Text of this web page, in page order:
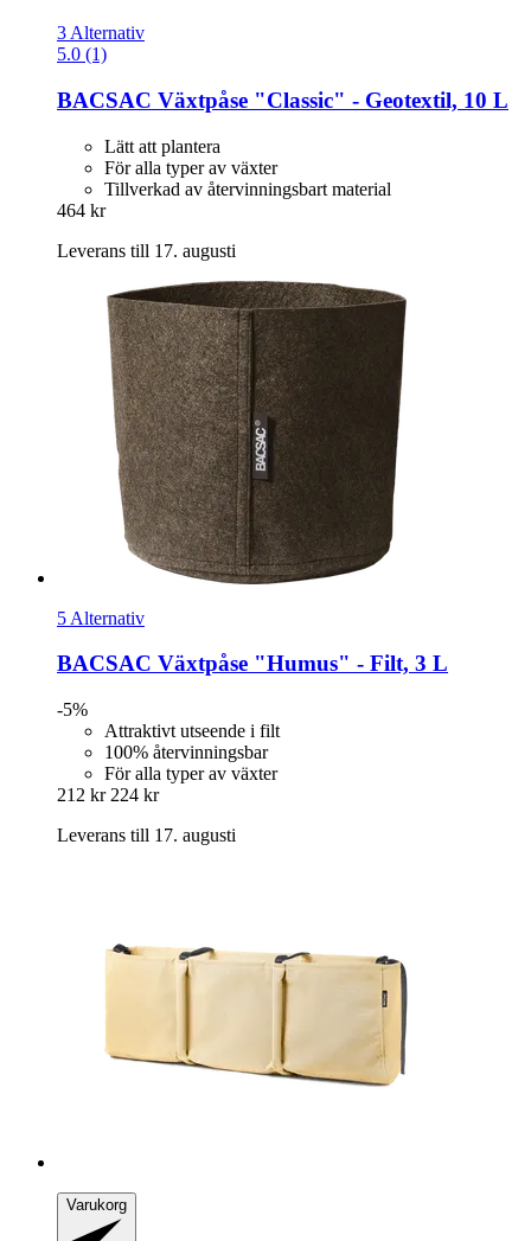
3 Alternativ
5.0 (1)
BACSAC Växtpåse "Classic" -​ Geotextil, 10 L
Lätt att plantera
För alla typer av växter
Tillverkad av återvinningsbart material
464 kr
Leverans till 17. augusti
5 Alternativ
BACSAC Växtpåse "Humus" -​ Filt, 3 L
-5%
Attraktivt utseende i filt
100% återvinningsbar
För alla typer av växter
212 kr 224 kr
Leverans till 17. augusti
Varukorg